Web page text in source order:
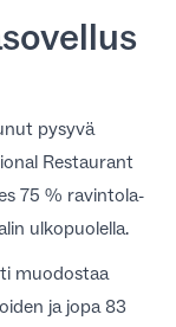
pysyvä
Restaurant
75 % ravintola-
ulkopuolella.
muodostaa
ja jopa 83